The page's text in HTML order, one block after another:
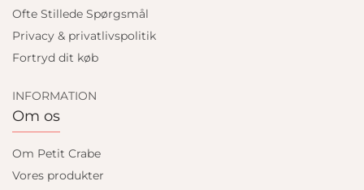
Ofte Stillede Spørgsmål
Privacy & privatlivspolitik
Fortryd dit køb
INFORMATION
Om os
Om Petit Crabe
Vores produkter